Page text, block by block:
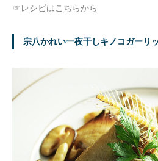
☞レシピはこちらから
宗八かれい一夜干しキノコガーリ